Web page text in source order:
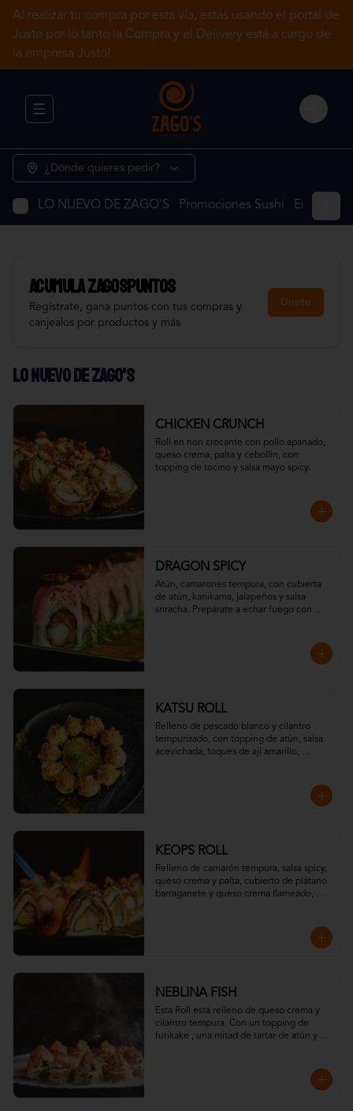
Al realizar tu compra por esta vía, estás usando el portal de
Justo por lo tanto la Compra y el Delivery está a cargo de
la empresa Justo!
Abrir menu de navegación Login
¿Dónde quieres pedir?
LO NUEVO DE ZAGO'S Promociones Sushi Entradas
AcumulaZAGOSPUNTOS
Regístrate, gana puntos con tus compras y
canjealos por productos y más
Únete
LO NUEVO DE ZAGO'S
CHICKEN CRUNCH
Roll en nori crocante con pollo apanado,
queso crema, palta y cebollin, con
topping de tocino y salsa mayo spicy.
DRAGON SPICY
Atún, camarones tempura, con cubierta
de atún, kanikama, jalapeños y salsa
sriracha. Prepárate a echar fuego con
KATSU ROLL
Relleno de pescado blanco y cilantro
tempurizado, con topping de atún, salsa
acevichada, toques de ají amarillo,
KEOPS ROLL
Relleno de camarón tempura, salsa spicy,
queso crema y palta, cubierto de plátano
barraganete y queso crema flameado,
NEBLINA FISH
Esta Roll está relleno de queso crema y
cilantro tempura. Con un topping de
furikake , una mitad de tartar de atún y la